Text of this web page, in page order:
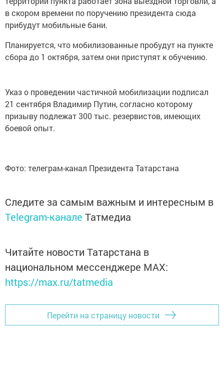
в скором времени по поручению президента сюда
прибудут мобильные бани.
Планируется, что мобилизованные пробудут на пункте
сбора до 1 октября, затем они приступят к обучению.
Указ о проведении частичной мобилизации подписал
21 сентября Владимир Путин, согласно которому
призыву подлежат 300 тыс. резервистов, имеющих
боевой опыт.
Фото: телеграм-канал Президента Татарстана
Следите за самым важным и интересным в
Telegram-канале Татмедиа
Читайте новости Татарстана в
национальном мессенджере MАХ:
https://max.ru/tatmedia
Перейти на страницу новости